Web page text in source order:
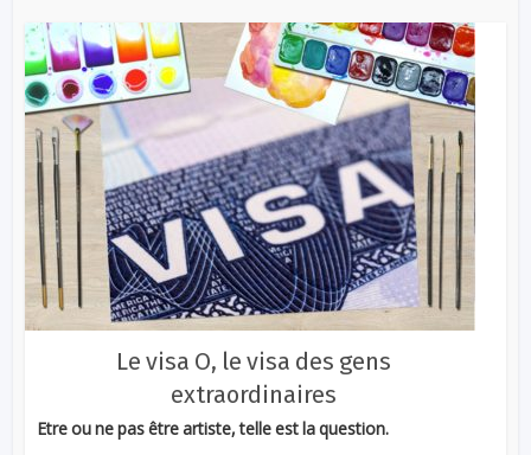
Le visa O, le visa des gens
extraordinaires
Etre ou ne pas être artiste, telle est la question.